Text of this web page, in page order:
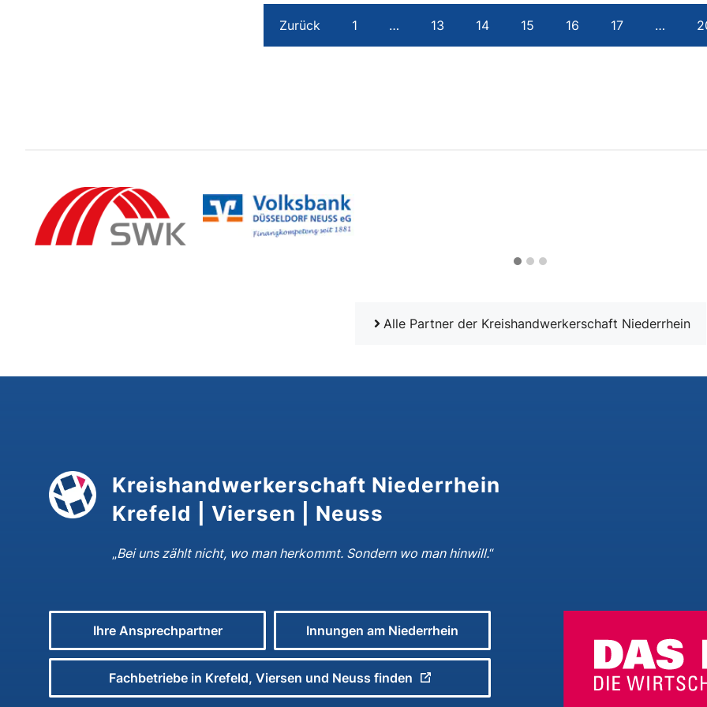
Zurück 1 … 13 14 15 16 17 …
Alle Partner der Kreishandwerkerschaft Niederrhein
Kreishandwerkerschaft Niederrhein
Krefeld | Viersen | Neuss
„Bei uns zählt nicht, wo man herkommt. Sondern wo man hinwill.“
Ihre Ansprechpartner Innungen am Niederrhein
Fachbetriebe in Krefeld, Viersen und Neuss finden